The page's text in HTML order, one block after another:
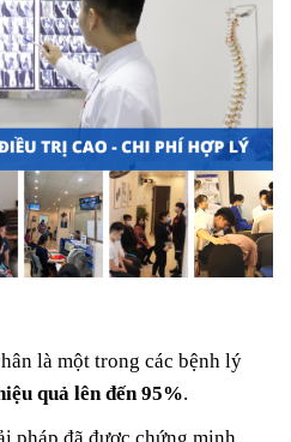
là một trong các bệnh lý
quả lên đến 95%.